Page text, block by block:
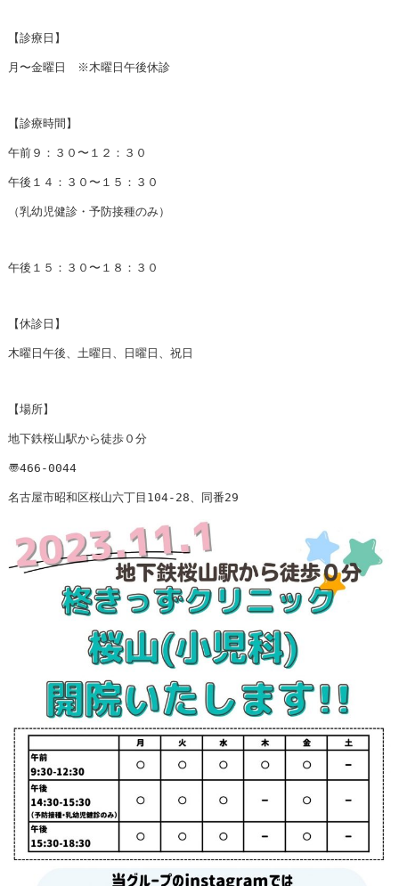
【診療日】
月〜金曜日　※木曜日午後休診
【診療時間】
午前９：３０〜１２：３０
午後１４：３０〜１５：３０
（乳幼児健診・予防接種のみ）
午後１５：３０〜１８：３０
【休診日】
木曜日午後、土曜日、日曜日、祝日
【場所】
地下鉄桜山駅から徒歩０分
〠466-0044
名古屋市昭和区桜山六丁目104-28、同番29